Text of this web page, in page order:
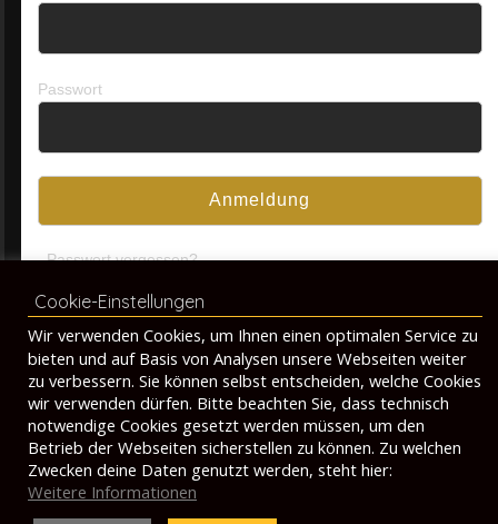
Passwort
Passwort vergessen?
© 2026 by TearVolt
Datenschutzerklärung Kontakt Impressum
Cookie-Einstellungen
Wir verwenden Cookies, um Ihnen einen optimalen Service zu
bieten und auf Basis von Analysen unsere Webseiten weiter
zu verbessern. Sie können selbst entscheiden, welche Cookies
wir verwenden dürfen. Bitte beachten Sie, dass technisch
notwendige Cookies gesetzt werden müssen, um den
Betrieb der Webseiten sicherstellen zu können. Zu welchen
Zwecken deine Daten genutzt werden, steht hier:
Weitere Informationen